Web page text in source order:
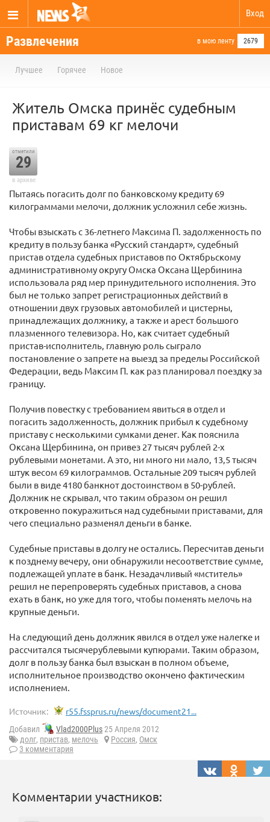
Вход
Развлечения в мою ленту 2679
Лучшее Горячее Новое
Житель Омска принёс судебным
приставам 69 кг мелочи
отметили
29
в архиве
Пытаясь погасить долг по банковскому кредиту 69
килограммами мелочи, должник усложнил себе жизнь.
Чтобы взыскать с 36-летнего Максима П. задолженность по
кредиту в пользу банка «Русский стандарт», судебный
пристав отдела судебных приставов по Октябрьскому
административному округу Омска Оксана Щербинина
использовала ряд мер принудительного исполнения. Это
был не только запрет регистрационных действий в
отношении двух грузовых автомобилей и цистерны,
принадлежащих должнику, а также и арест большого
плазменного телевизора. Но, как считает судебный
пристав-исполнитель, главную роль сыграло
постановление о запрете на выезд за пределы Российской
Федерации, ведь Максим П. как раз планировал поездку за
границу.
Получив повестку с требованием явиться в отдел и
погасить задолженность, должник прибыл к судебному
приставу с несколькими сумками денег. Как пояснила
Оксана Щербинина, он привез 27 тысяч рублей 2-х
рублевыми монетами. А это, ни много ни мало, 13,5 тысяч
штук весом 69 килограммов. Остальные 209 тысяч рублей
были в виде 4180 банкнот достоинством в 50-рублей.
Должник не скрывал, что таким образом он решил
откровенно покуражиться над судебными приставами, для
чего специально разменял деньги в банке.
Судебные приставы в долгу не остались. Пересчитав деньги
к позднему вечеру, они обнаружили несоответствие сумме,
подлежащей уплате в банк. Незадачливый «мститель»
решил не перепроверять судебных приставов, а снова
ехать в банк, но уже для того, чтобы поменять мелочь на
крупные деньги.
На следующий день должник явился в отдел уже налегке и
рассчитался тысячерублевыми купюрами. Таким образом,
долг в пользу банка был взыскан в полном объеме,
исполнительное производство окончено фактическим
исполнением.
Источник: r55.fssprus.ru/news/document21...
Добавил Vlad2000Plus25 Апреля 2012
долг, пристав, мелочь Россия, Омск
3 комментария
Комментарии участников: